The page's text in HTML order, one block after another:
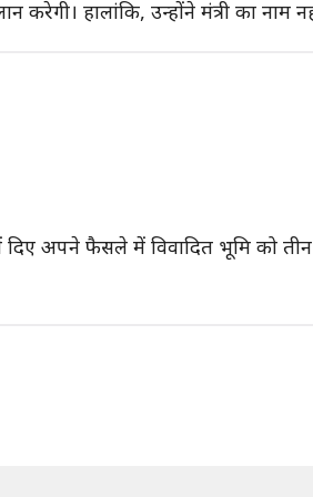
करेगी। हालांकि, उन्होंने मंत्री का नाम
दिए अपने फैसले में विवादित भूमि को तीन